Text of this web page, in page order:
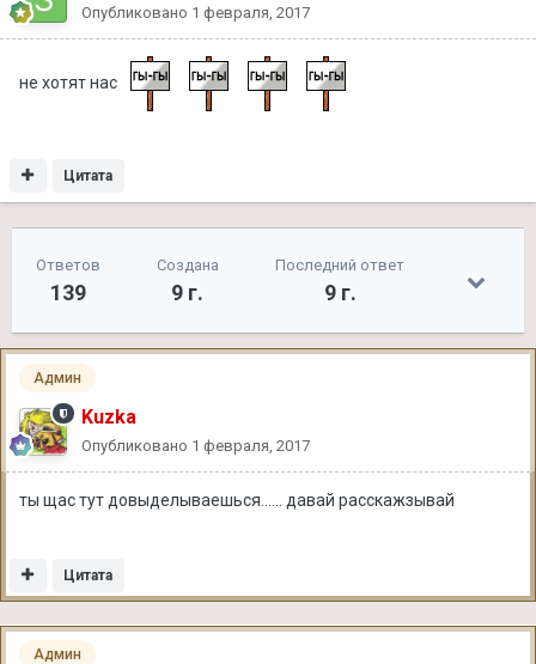
Опубликовано 1 февраля, 2017
не хотят нас
Цитата
Ответов
139
Создана
9 г.
Последний ответ
9 г.
Админ
Kuzka
Опубликовано 1 февраля, 2017
ты щас тут довыделываешься...... давай расскажзывай
Цитата
Админ